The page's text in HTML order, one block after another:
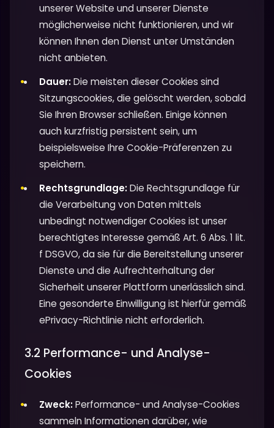
unserer Website und unserer Dienste
möglicherweise nicht funktionieren, und wir
können Ihnen den Dienst unter Umständen
nicht anbieten.
Dauer:Die meisten dieser Cookies sind
Sitzungscookies, die gelöscht werden, sobald
Sie Ihren Browser schließen. Einige können
auch kurzfristig persistent sein, um
beispielsweise Ihre Cookie-Präferenzen zu
speichern.
Rechtsgrundlage:Die Rechtsgrundlage für
die Verarbeitung von Daten mittels
unbedingt notwendiger Cookies ist unser
berechtigtes Interesse gemäß Art. 6 Abs. 1 lit.
f DSGVO, da sie für die Bereitstellung unserer
Dienste und die Aufrechterhaltung der
Sicherheit unserer Plattform unerlässlich sind.
Eine gesonderte Einwilligung ist hierfür gemäß
ePrivacy-Richtlinie nicht erforderlich.
3.2 Performance- und Analyse-
Cookies
Zweck:Performance- und Analyse-Cookies
sammeln Informationen darüber, wie